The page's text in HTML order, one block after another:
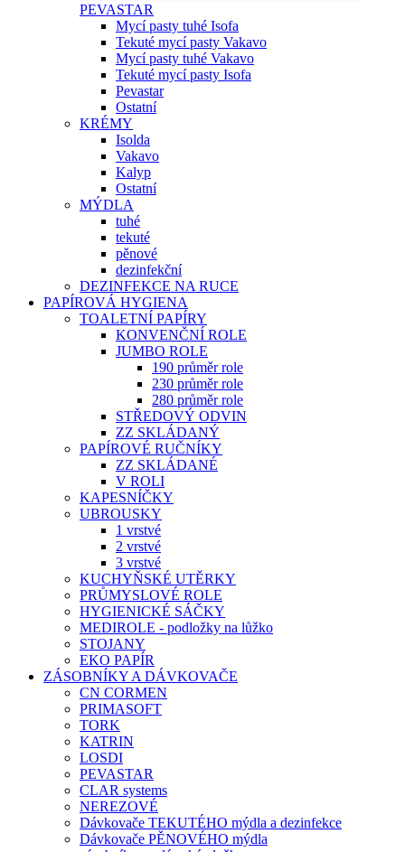
PEVASTAR
Mycí pasty tuhé Isofa
Tekuté mycí pasty Vakavo
Mycí pasty tuhé Vakavo
Tekuté mycí pasty Isofa
Pevastar
Ostatní
KRÉMY
Isolda
Vakavo
Kalyp
Ostatní
MÝDLA
tuhé
tekuté
pěnové
dezinfekční
DEZINFEKCE NA RUCE
PAPÍROVÁ HYGIENA
TOALETNÍ PAPÍRY
KONVENČNÍ ROLE
JUMBO ROLE
190 průměr role
230 průměr role
280 průměr role
STŘEDOVÝ ODVIN
ZZ SKLÁDANÝ
PAPÍROVÉ RUČNÍKY
ZZ SKLÁDANÉ
V ROLI
KAPESNÍČKY
UBROUSKY
1 vrstvé
2 vrstvé
3 vrstvé
KUCHYŇSKÉ UTĚRKY
PRŮMYSLOVÉ ROLE
HYGIENICKÉ SÁČKY
MEDIROLE - podložky na lůžko
STOJANY
EKO PAPÍR
ZÁSOBNÍKY A DÁVKOVAČE
CN CORMEN
PRIMASOFT
TORK
KATRIN
LOSDI
PEVASTAR
CLAR systems
NEREZOVÉ
Dávkovače TEKUTÉHO mýdla a dezinfekce
Dávkovače PĚNOVÉHO mýdla